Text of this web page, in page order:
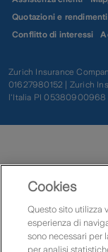
Quotazioni e rendimenti
Conflitto di interessi
Zurich Insurance
01627980152 | Zurich
l'Italia PI 05380900968
Cookies
Questo sito utilizza
esperienza di
sono necessari per
per analisi